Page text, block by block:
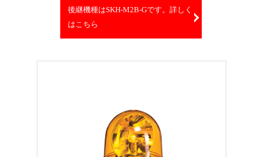
後継機種はSKH-M2B-Gです。詳しく
はこちら